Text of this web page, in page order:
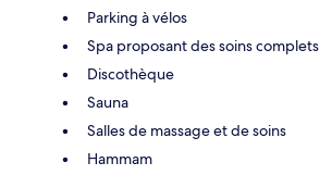
Parking à vélos
Spa proposant des soins complets
Discothèque
Sauna
Salles de massage et de soins
Hammam